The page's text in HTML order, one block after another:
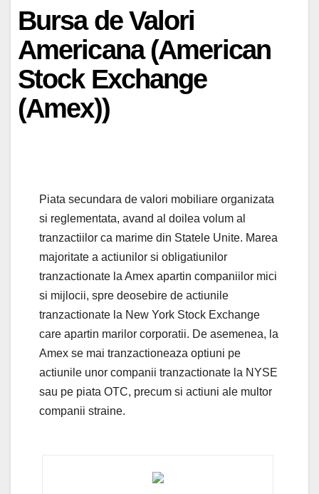
Bursa de Valori
Americana (American
Stock Exchange
(Amex))
Piata secundara de valori mobiliare organizata
si reglementata, avand al doilea volum al
tranzactiilor ca marime din Statele Unite. Marea
majoritate a actiunilor si obligatiunilor
tranzactionate la Amex apartin companiilor mici
si mijlocii, spre deosebire de actiunile
tranzactionate la New York Stock Exchange
care apartin marilor corporatii. De asemenea, la
Amex se mai tranzactioneaza optiuni pe
actiunile unor companii tranzactionate la NYSE
sau pe piata OTC, precum si actiuni ale multor
companii straine.